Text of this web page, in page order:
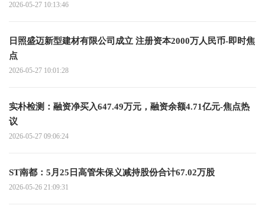
2026-05-27 10:13:46
日照盛迈新型建材有限公司成立 注册资本2000万人民币-即时焦
点
2026-05-27 10:01:28
实朴检测：融资净买入647.49万元，融资余额4.71亿元-焦点热
议
2026-05-27 09:06:24
ST南都：5月25日高管朱保义减持股份合计67.02万股
2026-05-26 21:09:31